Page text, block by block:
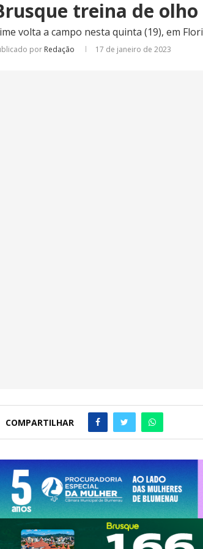
treina de
volta a campo nesta quinta (19), em
por Redação 17 de janeiro de 2023
COMPARTILHAR